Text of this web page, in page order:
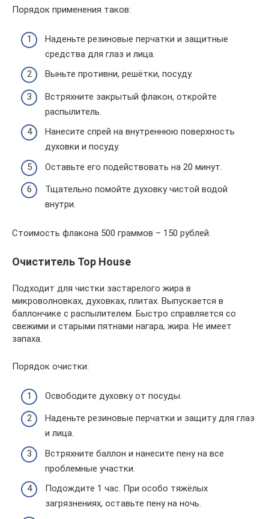
Порядок применения таков:
Наденьте резиновые перчатки и защитные
средства для глаз и лица.
Выньте противни, решётки, посуду.
Встряхните закрытый флакон, откройте
распылитель.
Нанесите спрей на внутреннюю поверхность
духовки и посуду.
Оставьте его подействовать на 20 минут.
Тщательно помойте духовку чистой водой
внутри.
Стоимость флакона 500 граммов – 150 рублей.
Очиститель Top House
Подходит для чистки застарелого жира в
микроволновках, духовках, плитах. Выпускается в
баллончике с распылителем. Быстро справляется со
свежими и старыми пятнами нагара, жира. Не имеет
запаха.
Порядок очистки:
Освободите духовку от посуды.
Наденьте резиновые перчатки и защиту для глаз
и лица.
Встряхните баллон и нанесите пену на все
проблемные участки.
Подождите 1 час. При особо тяжёлых
загрязнениях, оставьте пену на ночь.